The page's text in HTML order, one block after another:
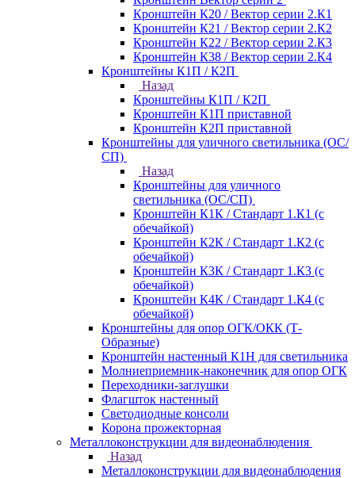
Кронштейн К20 / Вектор серии 2.К1
Кронштейн К21 / Вектор серии 2.К2
Кронштейн К22 / Вектор серии 2.К3
Кронштейн К38 / Вектор серии 2.К4
Кронштейны К1П / К2П
Назад
Кронштейны К1П / К2П
Кронштейн К1П приставной
Кронштейн К2П приставной
Кронштейны для уличного светильника (ОС/
СП)
Назад
Кронштейны для уличного
светильника (ОС/СП)
Кронштейн К1К / Стандарт 1.К1 (с
обечайкой)
Кронштейн К2К / Стандарт 1.К2 (с
обечайкой)
Кронштейн К3К / Стандарт 1.К3 (с
обечайкой)
Кронштейн К4К / Стандарт 1.К4 (с
обечайкой)
Кронштейны для опор ОГК/ОКК (Т-
Образные)
Кронштейн настенный К1Н для светильника
Молниеприемник-наконечник для опор ОГК
Переходники-заглушки
Флагшток настенный
Светодиодные консоли
Корона прожекторная
Металлоконструкции для видеонаблюдения
Назад
Металлоконструкции для видеонаблюдения